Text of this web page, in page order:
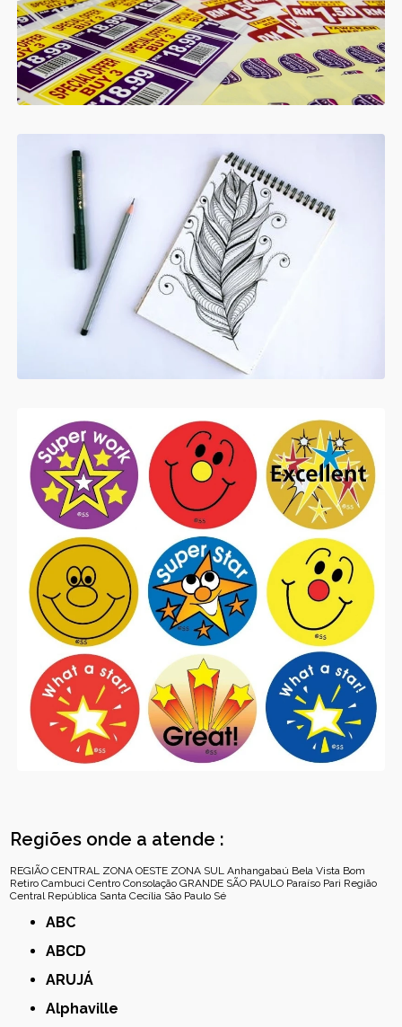
Regiões onde a atende :
REGIÃO CENTRAL ZONA OESTE ZONA SUL Anhangabaú Bela Vista Bom
Retiro Cambuci Centro Consolação GRANDE SÃO PAULO Paraíso Pari Região
Central República Santa Cecília São Paulo Sé
ABC
ABCD
ARUJÁ
Alphaville